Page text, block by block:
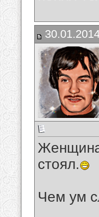
Женщина
стоял.
Чем ум